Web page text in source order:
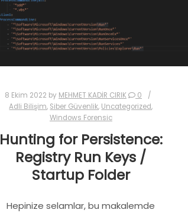
8 Ekim 2022 by MEHMET KADİR CIRIK
0
Adli Bilişim, Siber Güvenlik, Uncategorized,
Windows Forensic
Hunting for Persistence:
Registry Run Keys /
Startup Folder
Hepinize selamlar, bu makalemde